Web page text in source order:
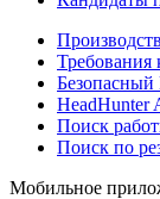
Безопасный
HeadHunter
Поиск
Поиск по
Мобильное